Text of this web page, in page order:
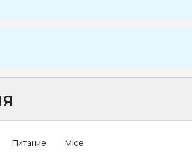
Питание Mice